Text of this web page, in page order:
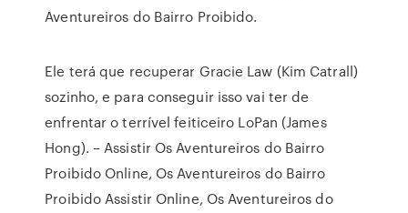
Aventureiros do Bairro Proibido.
Ele terá que recuperar Gracie Law (Kim Catrall)
sozinho, e para conseguir isso vai ter de
enfrentar o terrível feiticeiro LoPan (James
Hong). – Assistir Os Aventureiros do Bairro
Proibido Online, Os Aventureiros do Bairro
Proibido Assistir Online, Os Aventureiros do